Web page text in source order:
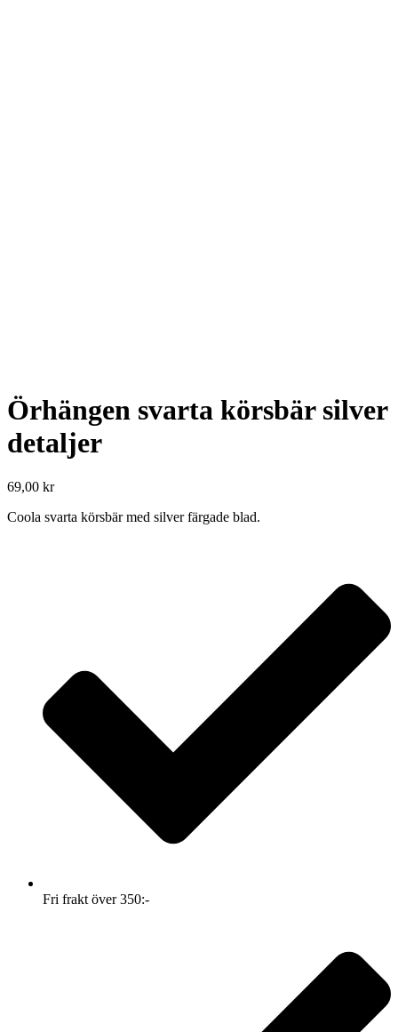
Örhängen svarta körsbär silver
detaljer
69,00 kr
Coola svarta körsbär med silver färgade blad.
Fri frakt över 350:-